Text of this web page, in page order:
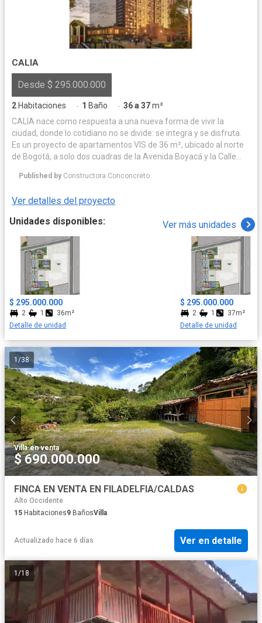
CALIA
Desde $ 295.000.000
2 Habitaciones · 1 Baño · 36 a 37m²
CALIA nace como respuesta a una nueva forma de vivir la
ciudad, donde lo cotidiano no se divide: se integra y se disfruta.
Es un proyecto de apartamentos VIS de 36 m², ubicado al norte
de Bogotá, a solo dos cuadras de la Avenida Boyacá y la Calle
Pensado para quienes buscan equilibrio entre trabajo, familia,
acompaña el ritmo real de la vida urbana. Más que un espacio
para vivir, CALIA propone una forma de vida donde todo se
conecta de manera natural: ubicación, funcionalidad,
accesibilidad y proyección. Además, cuenta con precio fijo desde
$295 millones, acepta subsidios de vivienda y se convierte en
una oportunidad ideal para quienes desean invertir o adquirir
vivienda propia en el norte de Bogotá.
Published by Constructora Conconcreto
Ver detalles del proyecto
Unidades disponibles:
Ver más unidades
$ 295.000.000
2 1
36m²
Detalle de unidad
$ 295.000.000
2 1
37m²
Detalle de unidad
1 /38
Villa·en venta
$ 690.000.000
FINCA EN VENTA EN FILADELFIA/CALDAS
Alto Occidente
15 Habitaciones9 BañosVilla
Actualizado hace 6 días Ver en detalle
1 /18